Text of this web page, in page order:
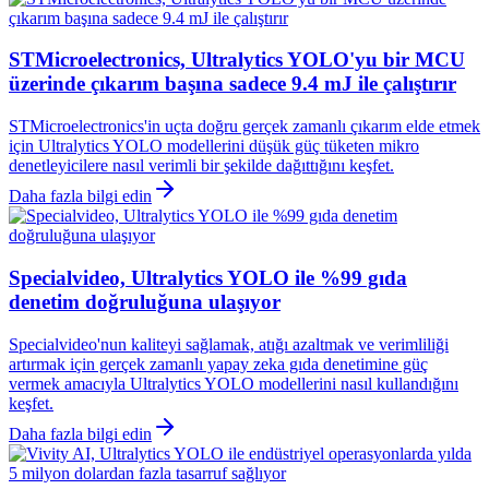
STMicroelectronics, Ultralytics YOLO'yu bir MCU
üzerinde çıkarım başına sadece 9.4 mJ ile çalıştırır
STMicroelectronics'in uçta doğru gerçek zamanlı çıkarım elde etmek
için Ultralytics YOLO modellerini düşük güç tüketen mikro
denetleyicilere nasıl verimli bir şekilde dağıttığını keşfet.
Daha fazla bilgi edin
Specialvideo, Ultralytics YOLO ile %99 gıda
denetim doğruluğuna ulaşıyor
Specialvideo'nun kaliteyi sağlamak, atığı azaltmak ve verimliliği
artırmak için gerçek zamanlı yapay zeka gıda denetimine güç
vermek amacıyla Ultralytics YOLO modellerini nasıl kullandığını
keşfet.
Daha fazla bilgi edin